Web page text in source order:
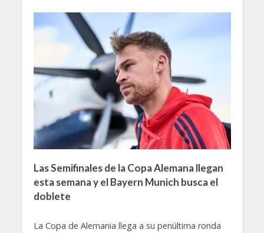
Las Semifinales de la Copa Alemana llegan
esta semana y el Bayern Munich busca el
doblete
La Copa de Alemania llega a su penúltima ronda